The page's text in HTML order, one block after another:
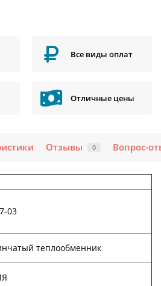
Все виды оплат
Отличные цены
Отзывы 0 Вопрос-
03
теплообменник